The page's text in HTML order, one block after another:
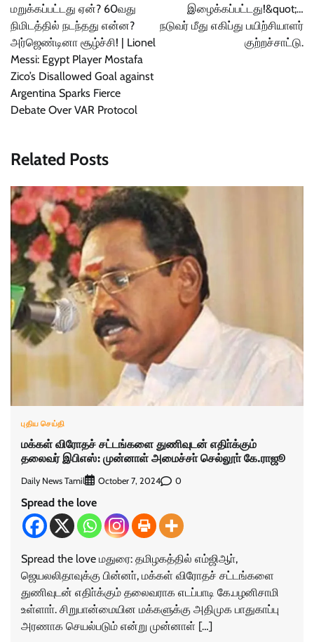
மறுக்கப்பட்டது ஏன்? 60வது
நிமிடத்தில் நடந்தது என்ன?
அர்ஜெண்டினா சூழ்ச்சி! | Lionel
Messi: Egypt Player Mostafa
Zico’s Disallowed Goal against
Argentina Sparks Fierce
Debate Over VAR Protocol
இழைக்கப்பட்டது!&quot;…
நடுவர் மீது எகிப்து பயிற்சியாளர்
குற்றச்சாட்டு.
Related Posts
புதிய செய்தி
மக்கள் விரோதச் சட்டங்களை துணிவுடன் எதிா்க்கும்
தலைவர் இபிஎஸ்: முன்னாள் அமைச்சா் செல்லூா் கே.ராஜூ
Daily News Tamil October 7, 2024 0
Spread the love
Spread the love மதுரை: தமிழகத்தில் எம்ஜிஆா்,
ஜெயலலிதாவுக்கு பின்னா், மக்கள் விரோதச் சட்டங்களை
துணிவுடன் எதிா்க்கும் தலைவராக எடப்பாடி கே.பழனிசாமி
உள்ளாா். சிறுபான்மையின மக்களுக்கு அதிமுக பாதுகாப்பு
அரணாக செயல்படும் என்று முன்னாள் […]